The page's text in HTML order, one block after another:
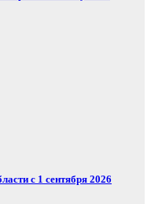
с 1 сентября 2026